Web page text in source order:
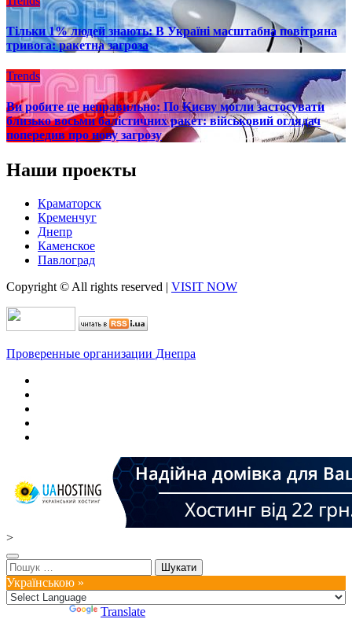
Тільки 1% людей знають: В Україні масштабна повітряна
тривога: ракетна загроза
Trends
Ви робите це неправильно: По Києву могли застосувати
близько восьми балістичних ракет: військовий оглядач
попередив про нову загрозу
Наши проекты
Краматорск
Кременчуг
Днепр
Каменское
Павлоград
Copyright © All rights reserved | VISIT NOW
Проверенные организации Днепра
>
Пошук:
Українською »
Translate